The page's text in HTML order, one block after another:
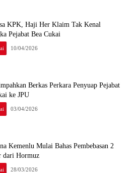
KPK, Haji Her Klaim Tak Kenal
Pejabat Bea Cukai
10/04/2026
Berkas Perkara Penyuap Pejabat
ke JPU
03/04/2026
Kemenlu Mulai Bahas Pembebasan 2
dari Hormuz
28/03/2026